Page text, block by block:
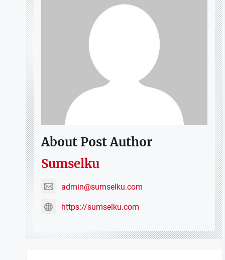
About Post Author
Sumselku
admin@sumselku.com
https://sumselku.com